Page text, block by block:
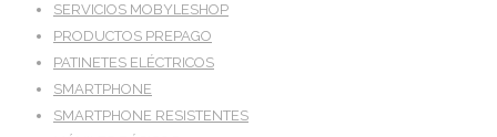
SERVICIOS MOBYLESHOP
PRODUCTOS PREPAGO
PATINETES ELÉCTRICOS
SMARTPHONE
SMARTPHONE RESISTENTES